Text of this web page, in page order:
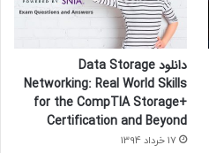
دانلود Data Storage
Networking: Real World Skills
for the CompTIA Storage+
Certification and Beyond
17 خرداد 1394